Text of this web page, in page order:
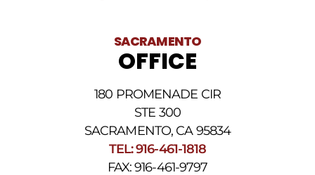
SACRAMENTO
OFFICE
180 PROMENADE CIR
STE 300
SACRAMENTO, CA 95834
TEL: 916-461-1818
FAX: 916-461-9797